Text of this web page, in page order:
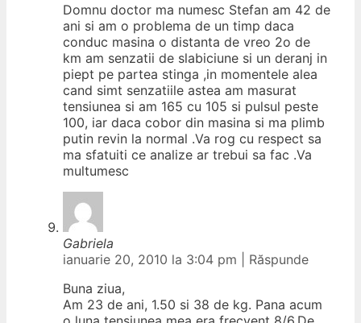
Domnu doctor ma numesc Stefan am 42 de
ani si am o problema de un timp daca
conduc masina o distanta de vreo 2o de
km am senzatii de slabiciune si un deranj in
piept pe partea stinga ,in momentele alea
cand simt senzatiile astea am masurat
tensiunea si am 165 cu 105 si pulsul peste
100, iar daca cobor din masina si ma plimb
putin revin la normal .Va rog cu respect sa
ma sfatuiti ce analize ar trebui sa fac .Va
multumesc
Gabriela
ianuarie 20, 2010 la 3:04 pm
Răspunde
Buna ziua,
Am 23 de ani, 1.50 si 38 de kg. Pana acum